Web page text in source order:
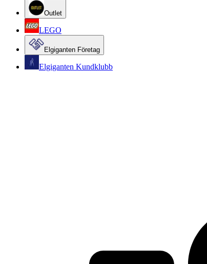
Outlet
LEGO
Elgiganten Företag
Elgiganten Kundklubb